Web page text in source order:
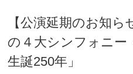
【公演延期のお知
の４大シンフォニー
生誕250年」